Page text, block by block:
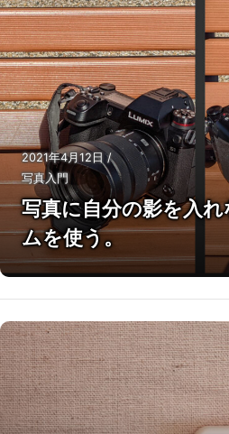
2021年4月12日/
写真入門
写真に自分の影を入
ムを使う。